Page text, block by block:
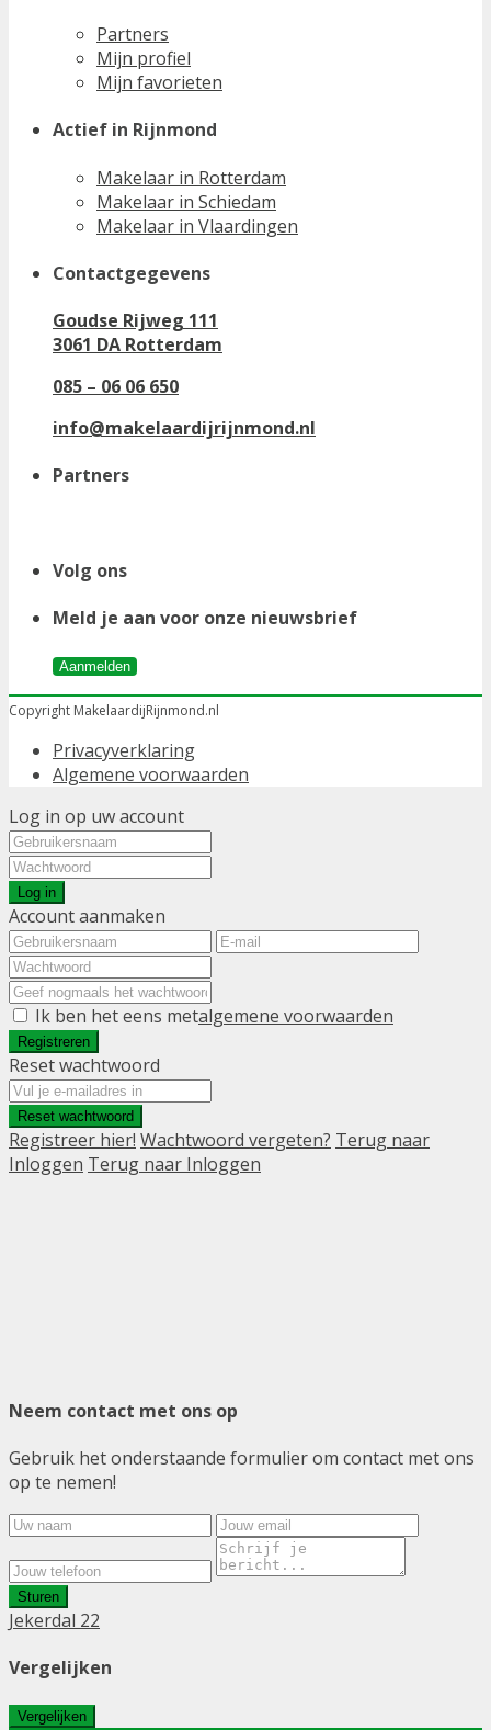
Partners
Mijn profiel
Mijn favorieten
Actief in Rijnmond
Makelaar in Rotterdam
Makelaar in Schiedam
Makelaar in Vlaardingen
Contactgegevens
Goudse Rijweg 111
3061 DA Rotterdam
085 – 06 06 650
info@makelaardijrijnmond.nl
Partners
Volg ons
Meld je aan voor onze nieuwsbrief
Aanmelden
Copyright MakelaardijRijnmond.nl
Privacyverklaring
Algemene voorwaarden
Log in op uw account
Log in
Account aanmaken
Ik ben het eens metalgemene voorwaarden
Registreren
Reset wachtwoord
Reset wachtwoord
Registreer hier! Wachtwoord vergeten? Terug naar
Inloggen Terug naar Inloggen
Neem contact met ons op
Gebruik het onderstaande formulier om contact met ons
op te nemen!
Sturen
Jekerdal 22
Vergelijken
Vergelijken